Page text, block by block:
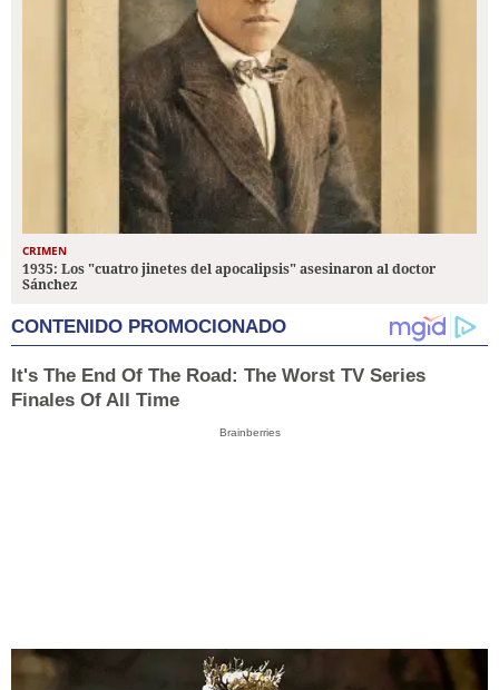
CRIMEN
1935: Los "cuatro jinetes del apocalipsis" asesinaron al doctor
Sánchez
CONTENIDO PROMOCIONADO
It's The End Of The Road: The Worst TV Series
Finales Of All Time
Brainberries